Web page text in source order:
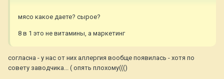
мясо какое даете? сырое?
8 в 1 это не витамины, а маркетинг
согласна - у нас от них аллергия вообще появилась - хотя по
совету заводчика... ( опять плохому((()